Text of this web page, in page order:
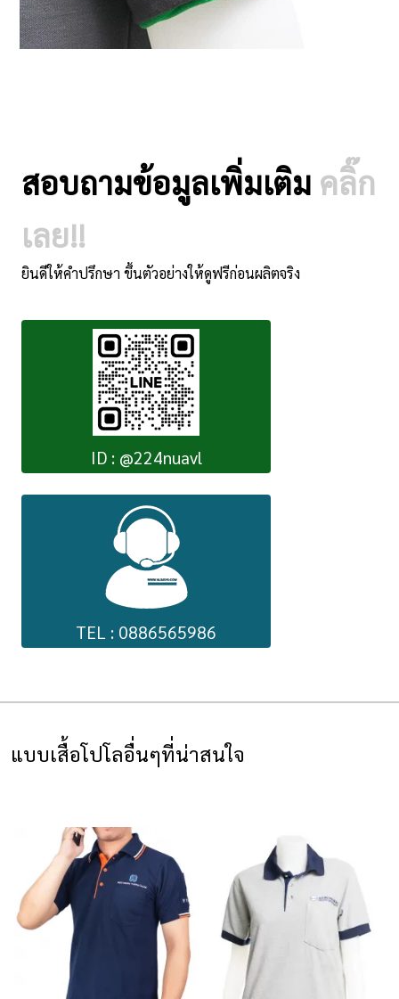
สอบถามข้อมูลเพิ่มเติม คลิ๊ก
เลย!!
ยินดีให้คำปรึกษา ขึ้นตัวอย่างให้ดูฟรีก่อนผลิตจริง
ID : @224nuavl
TEL : 0886565986
แบบเสื้อโปโลอื่นๆที่น่าสนใจ